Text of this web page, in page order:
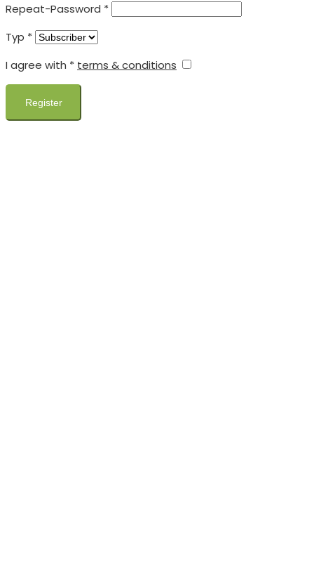
Repeat-Password *
Typ *
I agree with * terms & conditions